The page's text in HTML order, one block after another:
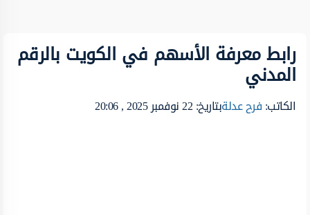
رابط معرفة الأسهم في الكويت بالرقم
المدني
الكاتب:فرح عدلةبتاريخ: 22 نوفمبر 2025 , 20:06